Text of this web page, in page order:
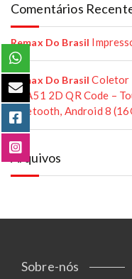
Comentários
Remax Do Brasil
Remax Do Brasil Coletor
EDA51 2D QR Code –
Bluetooth, Android 8
Arquivos
Sobre-nós